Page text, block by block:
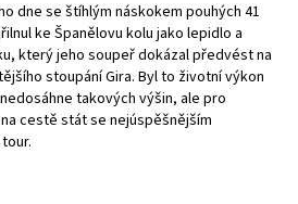
dne se štíhlým náskokem pouhých 41
ke Španělovu kolu jako lepidlo a
který jeho soupeř dokázal předvést na
stoupání Gira. Byl to životní výkon
takových výšin, ale pro
cestě stát se nejúspěšnějším